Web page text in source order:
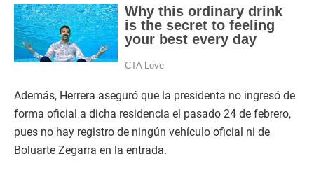
Además, Herrera aseguró que la presidenta no ingresó de
forma oficial a dicha residencia el pasado 24 de febrero,
pues no hay registro de ningún vehículo oficial ni de
Boluarte Zegarra en la entrada.